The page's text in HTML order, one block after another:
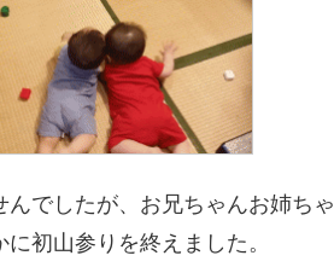
でしたが、お兄ちゃんお姉ちゃ
初山参りを終えました。